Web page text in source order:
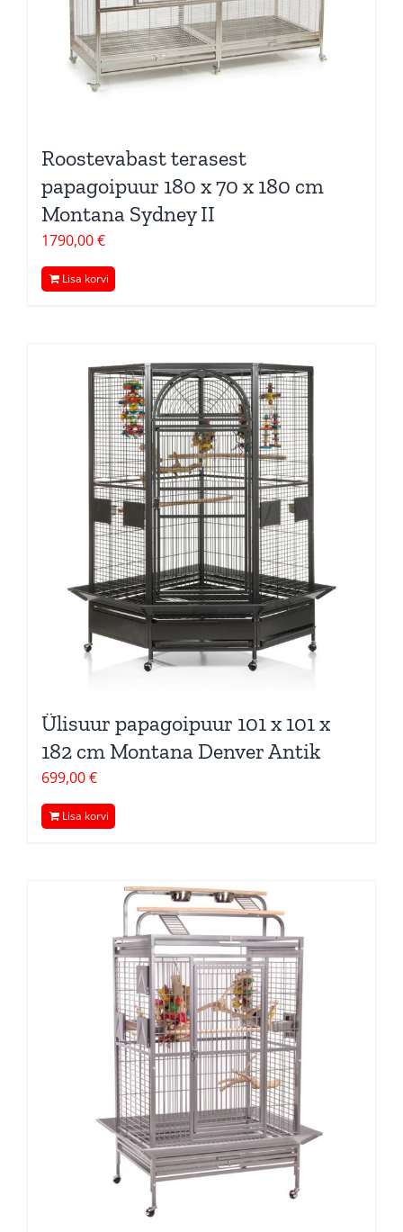
Roostevabast terasest
papagoipuur 180 x 70 x 180 cm
Montana Sydney II
1790,00€
Lisa korvi
Ülisuur papagoipuur 101 x 101 x
182 cm Montana Denver Antik
699,00€
Lisa korvi